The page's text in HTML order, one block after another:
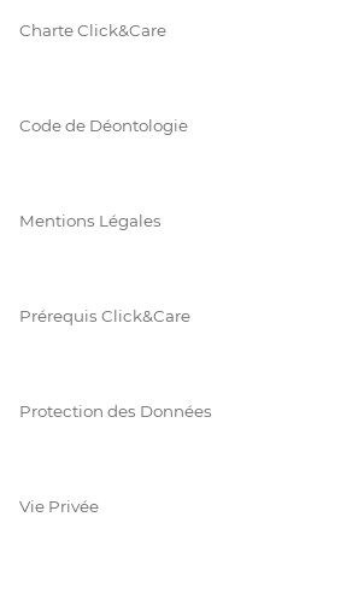
Charte Click&Care
Code de Déontologie
Mentions Légales
Prérequis Click&Care
Protection des Données
Vie Privée